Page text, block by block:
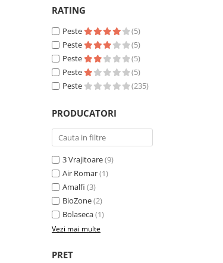
Detergenti Rufe & Intretinere
Detergenti de rufe
Balsam de rufe
Parfum de rufe si esente
concentrate parfumare rufe
textile,masini de spalat ,uscatoare
Solutii indepartare pete si
inalbitori rufe
Vopsea pentru articole textile si
articole din piele
Articole complementare
Articole Menaj & Accesorii pentru
Bureti pentru vase si bucatarie
RATING
Peste
(5)
Peste
(5)
Peste
(5)
Peste
(5)
Peste
(235)
PRODUCATORI
3 Vrajitoare(9)
Air Romar(1)
Amalfi (3)
BioZone(2)
Bolaseca(1)
Vezi mai multe
PRET